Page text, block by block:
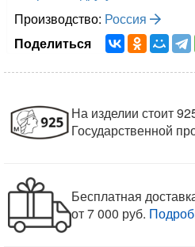
Производство: Россия
Поделиться
На изделии стоит
Государственной
Бесплатная
от 7 000 руб.